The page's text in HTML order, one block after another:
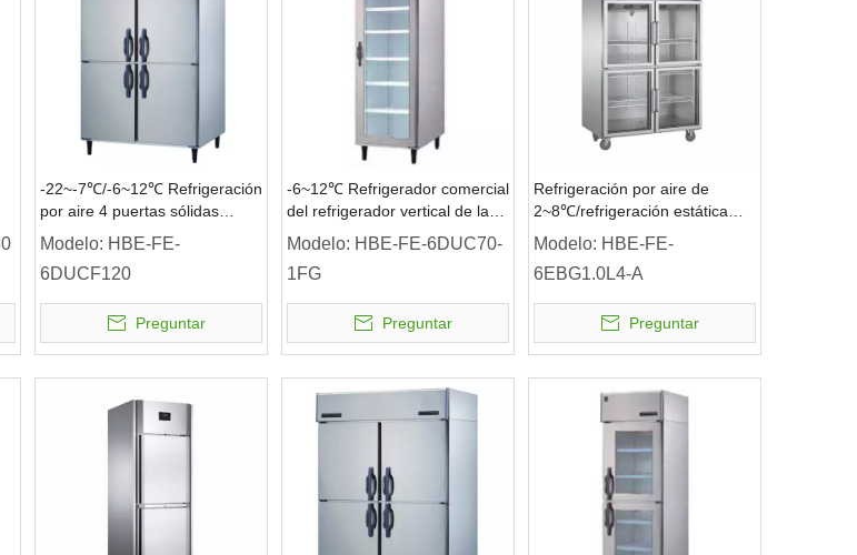
-22~-7℃/-6~12℃ Refrigeración
por aire 4 puertas sólidas
Refrigerador vertical de doble
temperatura Refrigerador
comercial
Modelo: HBE-FE-
6DUCF120
Preguntar
-6~12℃ Refrigerador comercial
del refrigerador vertical de la
puerta de cristal de la
refrigeración por aire
Modelo: HBE-FE-6DUC70-
1FG
Preguntar
Refrigeración por aire de
2~8℃/refrigeración estática
Refrigerador vertical de 4
puertas de vidrio Refrigerador
comercial
Modelo: HBE-FE-
6EBG1.0L4-A
Preguntar